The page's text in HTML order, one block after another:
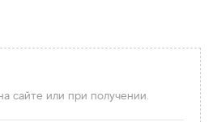
сайте или при получении.